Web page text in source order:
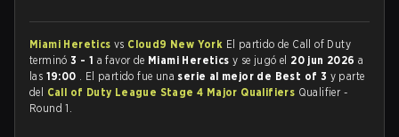
Miami Heretics vs Cloud9 New York El partido de Call of Duty
terminó3 - 1 a favor de Miami Hereticsy se jugó el 20 jun 2026a
las 19:00 . El partido fue una serie al mejor de Best of 3 y parte
del Call of Duty League Stage 4 Major Qualifiers Qualifier -
Round 1.